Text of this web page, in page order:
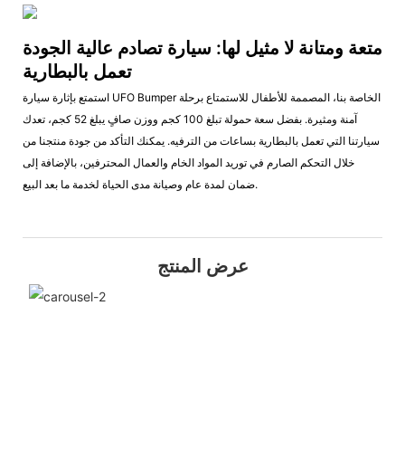
متعة ومتانة لا مثيل لها: سيارة تصادم عالية الجودة
استمتع بإثارة سيارة UFO Bumper الخاصة بنا، المصممة للأطفال للاستمتاع برحلة
آمنة ومثيرة. بفضل سعة حمولة تبلغ 100 كجم ووزن صافٍ يبلغ 52 كجم، تعدك
سيارتنا التي تعمل بالبطارية بساعات من الترفيه. يمكنك التأكد من جودة منتجنا من
خلال التحكم الصارم في توريد المواد الخام والعمال المحترفين، بالإضافة إلى
ضمان لمدة عام وصيانة مدى الحياة لخدمة ما بعد البيع.
عرض المنتج